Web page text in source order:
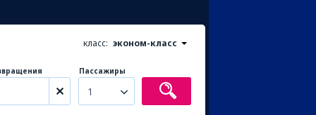
класс: эконом-класс
Пассажиры
1